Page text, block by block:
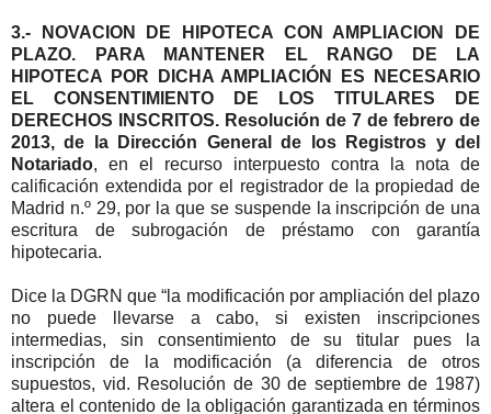
3.- NOVACION DE HIPOTECA CON AMPLIACION DE
PLAZO. PARA MANTENER EL RANGO DE LA
HIPOTECA POR DICHA AMPLIACIÓN ES NECESARIO
EL CONSENTIMIENTO DE LOS TITULARES DE
DERECHOS INSCRITOS. Resolución de 7 de febrero de
2013, de la Dirección General de los Registros y del
Notariado, en el recurso interpuesto contra la nota de
calificación extendida por el registrador de la propiedad de
Madrid n.º 29, por la que se suspende la inscripción de una
escritura de subrogación de préstamo con garantía
hipotecaria.
Dice la DGRN que “la modificación por ampliación del plazo
no puede llevarse a cabo, si existen inscripciones
intermedias, sin consentimiento de su titular pues la
inscripción de la modificación (a diferencia de otros
supuestos, vid. Resolución de 30 de septiembre de 1987)
altera el contenido de la obligación garantizada en términos